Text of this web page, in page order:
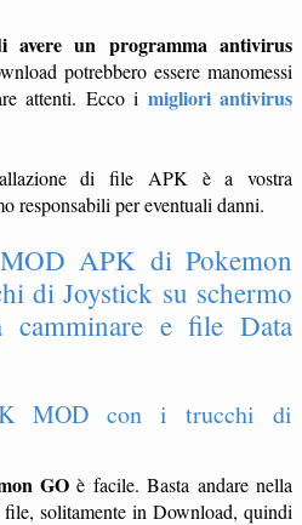
avere un programma antivirus
potrebbero essere manomessi
attenti. Ecco i migliori antivirus
di file APK è a vostra
responsabili per eventuali danni.
APK di Pokemon
di Joystick su schermo
camminare e file Data
MOD con i trucchi di
GO è facile. Basta andare nella
solitamente in Download, quindi